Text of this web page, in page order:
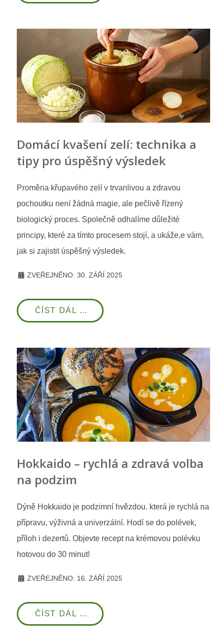
Domácí kvašení zelí: technika a
tipy pro úspěšný výsledek
Proměna křupavého zelí v trvanlivou a zdravou
pochoutku není žádná magie, ale pečlivě řízený
biologický proces. Společně odhalíme důležité
principy, které za tímto procesem stojí, a ukáže,e vám,
jak si zajistit úspěšný výsledek.
ZVEŘEJNĚNO: 30. ZÁŘÍ 2025
ČÍST DÁL …
Hokkaido – rychlá a zdravá volba
na podzim
Dýně Hokkaido je podzimní hvězdou. která je rychlá na
přípravu, výživná a univerzální. Hodí se do polévek,
příloh i dezertů. Objevte recept na krémovou polévku
hotovou do 30 minut!
ZVEŘEJNĚNO: 16. ZÁŘÍ 2025
ČÍST DÁL …